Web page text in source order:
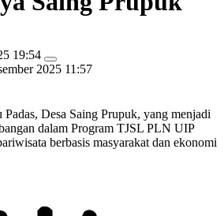
19:54
2025 11:57
Desa Saing Prupuk, yang menjadi
dalam Program TJSL PLN UIP
berbasis masyarakat dan ekonomi